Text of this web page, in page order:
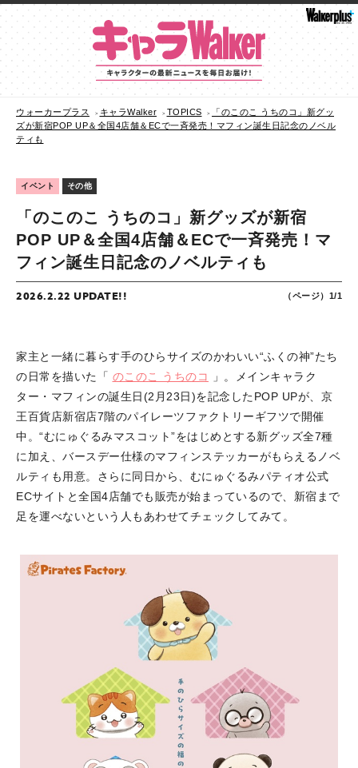
ウォーカープラス キャラWalker TOPICS
「のこのこ うちのコ」新グッ
ズが新宿POP UP＆全国4店舗＆ECで一斉発売！マフィン誕生日記念のノベル
ティも
イベント その他
「のこのこ うちのコ」新グッズが新宿
POP UP＆全国4店舗＆ECで一斉発売！マ
フィン誕生日記念のノベルティも
2026.2.22 UPDATE!! （ページ）1/1
家主と一緒に暮らす手のひらサイズのかわいい“ふくの神”たち
の日常を描いた「 のこのこ うちのコ
」。メインキャラク
ター・マフィンの誕生日(2月23日)を記念したPOP UPが、京
王百貨店新宿店7階のパイレーツファクトリーギフツで開催
中。“むにゅぐるみマスコット”をはじめとする新グッズ全7種
に加え、バースデー仕様のマフィンステッカーがもらえるノベ
ルティも用意。さらに同日から、むにゅぐるみパティオ公式
ECサイトと全国4店舗でも販売が始まっているので、新宿まで
足を運べないという人もあわせてチェックしてみて。